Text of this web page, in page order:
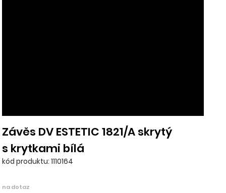
Závěs DV ESTETIC 1821/A skrytý
s krytkami bílá
kód produktu: 1110164
na dotaz